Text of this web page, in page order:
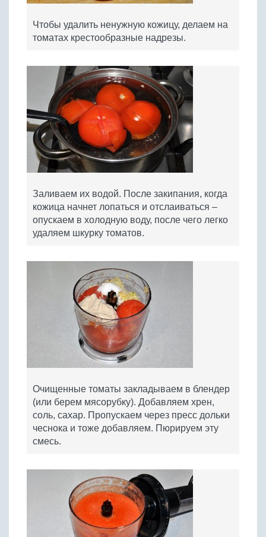
Чтобы удалить ненужную кожицу, делаем на
томатах крестообразные надрезы.
Заливаем их водой. После закипания, когда
кожица начнет лопаться и отслаиваться –
опускаем в холодную воду, после чего легко
удаляем шкурку томатов.
Очищенные томаты закладываем в блендер
(или берем мясорубку). Добавляем хрен,
соль, сахар. Пропускаем через пресс дольки
чеснока и тоже добавляем. Пюрируем эту
смесь.